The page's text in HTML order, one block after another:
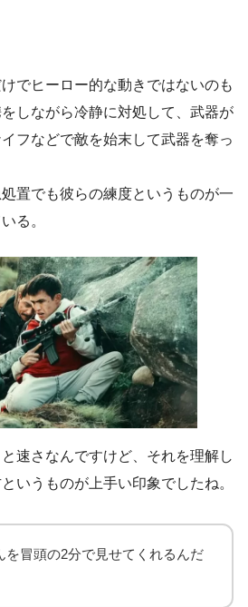
でヒーロー的な動きではないのも
しながら冷静に対処して、武器が
フなどで敵を始末して武器を奪っ
置でも彼らの練度というものが一
る。
速さなんですけど、それを理解し
いうものが上手い印象でしたね。
を冒頭の2分で見せてくれるんだ